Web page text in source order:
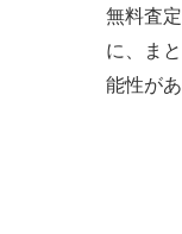
無料査
に、ま
能性が